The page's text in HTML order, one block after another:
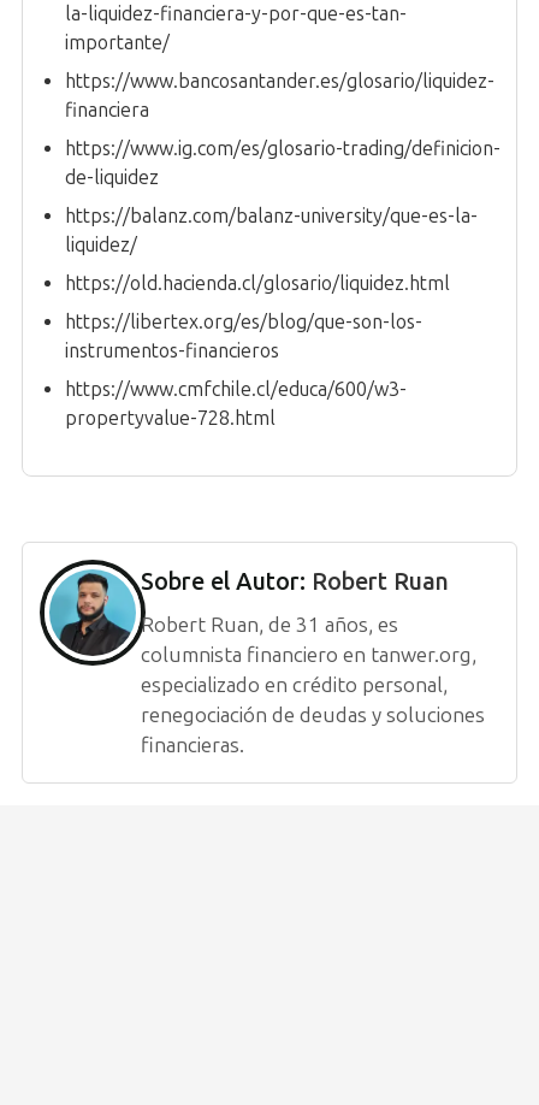
la-liquidez-financiera-y-por-que-es-tan-
importante/
https://www.bancosantander.es/glosario/liquidez-
financiera
https://www.ig.com/es/glosario-trading/definicion-
de-liquidez
https://balanz.com/balanz-university/que-es-la-
liquidez/
https://old.hacienda.cl/glosario/liquidez.html
https://libertex.org/es/blog/que-son-los-
instrumentos-financieros
https://www.cmfchile.cl/educa/600/w3-
propertyvalue-728.html
Sobre el Autor: Robert Ruan
Robert Ruan, de 31 años, es
columnista financiero en tanwer.org,
especializado en crédito personal,
renegociación de deudas y soluciones
financieras.